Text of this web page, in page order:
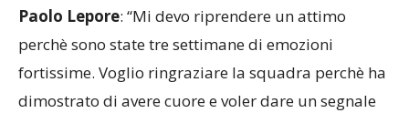
Paolo Lepore: “Mi devo riprendere un attimo
perchè sono state tre settimane di emozioni
fortissime. Voglio ringraziare la squadra perchè ha
dimostrato di avere cuore e voler dare un segnale